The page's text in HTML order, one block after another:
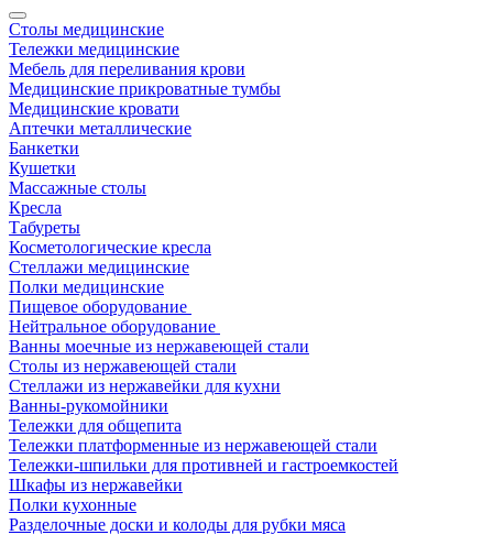
Столы медицинские
Тележки медицинские
Мебель для переливания крови
Медицинские прикроватные тумбы
Медицинские кровати
Аптечки металлические
Банкетки
Кушетки
Массажные столы
Кресла
Табуреты
Косметологические кресла
Стеллажи медицинские
Полки медицинские
Пищевое оборудование
Нейтральное оборудование
Ванны моечные из нержавеющей стали
Столы из нержавеющей стали
Стеллажи из нержавейки для кухни
Ванны-рукомойники
Тележки для общепита
Тележки платформенные из нержавеющей стали
Тележки-шпильки для противней и гастроемкостей
Шкафы из нержавейки
Полки кухонные
Разделочные доски и колоды для рубки мяса